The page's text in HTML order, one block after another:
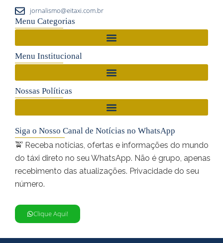
jornalismo@eitaxi.com.br
Menu Categorias
Menu Institucional
Nossas Políticas
Siga o Nosso Canal de Notícias no WhatsApp
🚖 Receba notícias, ofertas e informações do mundo
do táxi direto no seu WhatsApp. Não é grupo, apenas
recebimento das atualizações. Privacidade do seu
número.
Clique Aqui!